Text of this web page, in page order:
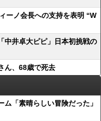
ーノ会長への支持を表明 “W
中井卓大ピピ」日本初挑戦の
ん、68歳で死去
「素晴らしい冒険だった」